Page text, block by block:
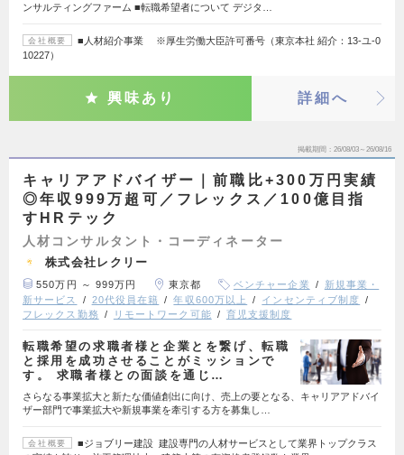
ンサルティングファーム ■転職希望者について デジタ…
会社概要
■人材紹介事業 ※厚生労働大臣許可番号（東京本社 紹介：13-ユ-0
10227）
興味あり 詳細へ
掲載期間 26/08/03～26/08/16
キャリアアドバイザー｜前職比+300万円実績
◎年収999万超可／フレックス／100億目指
すHRテック
人材コンサルタント・コーディネーター
株式会社レクリー
550万円 ～ 999万円 東京都 ベンチャー企業
新規事業・
新サービス
20代役員在籍 年収600万以上
インセンティブ制度
フレックス勤務
リモートワーク可能 育児支援制度
転職希望の求職者様と企業とを繋げ、転職
と採用を成功させることがミッションで
す。 求職者様との面談を通じ…
さらなる事業拡大と新たな価値創出に向け、売上の要となる、キャリアアドバイ
ザー部門で事業拡大や新規事業を牽引する方を募集し…
会社概要
■ジョブリー建設 建設専門の人材サービスとして業界トップクラス